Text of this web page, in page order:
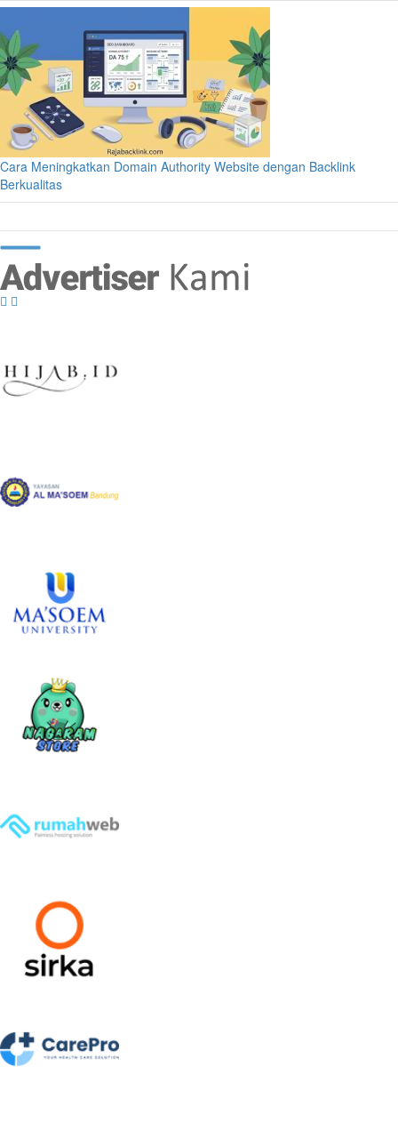
Cara Meningkatkan Domain Authority Website dengan Backlink
Berkualitas